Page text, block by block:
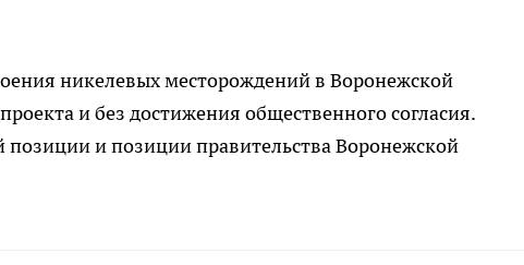
никелевых месторождений в Воронежской
и без достижения общественного согласия.
и позиции правительства Воронежской